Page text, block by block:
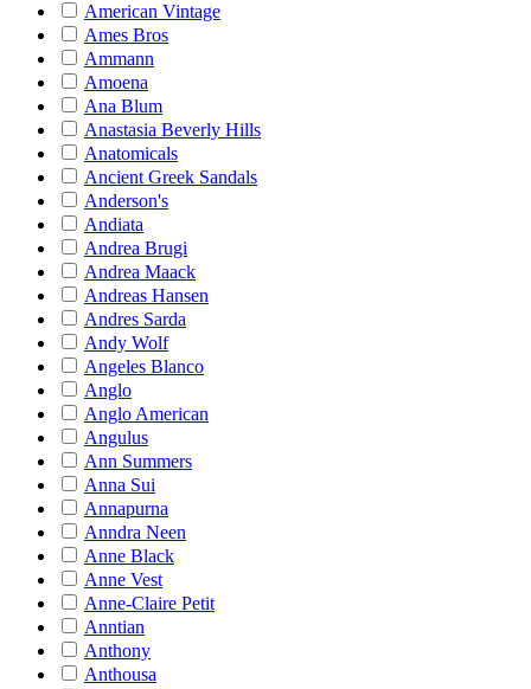
American Vintage
Ames Bros
Ammann
Amoena
Ana Blum
Anastasia Beverly Hills
Anatomicals
Ancient Greek Sandals
Anderson's
Andiata
Andrea Brugi
Andrea Maack
Andreas Hansen
Andres Sarda
Andy Wolf
Angeles Blanco
Anglo
Anglo American
Angulus
Ann Summers
Anna Sui
Annapurna
Anndra Neen
Anne Black
Anne Vest
Anne-Claire Petit
Anntian
Anthony
Anthousa